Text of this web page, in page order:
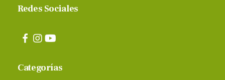
Redes Sociales
Categorías